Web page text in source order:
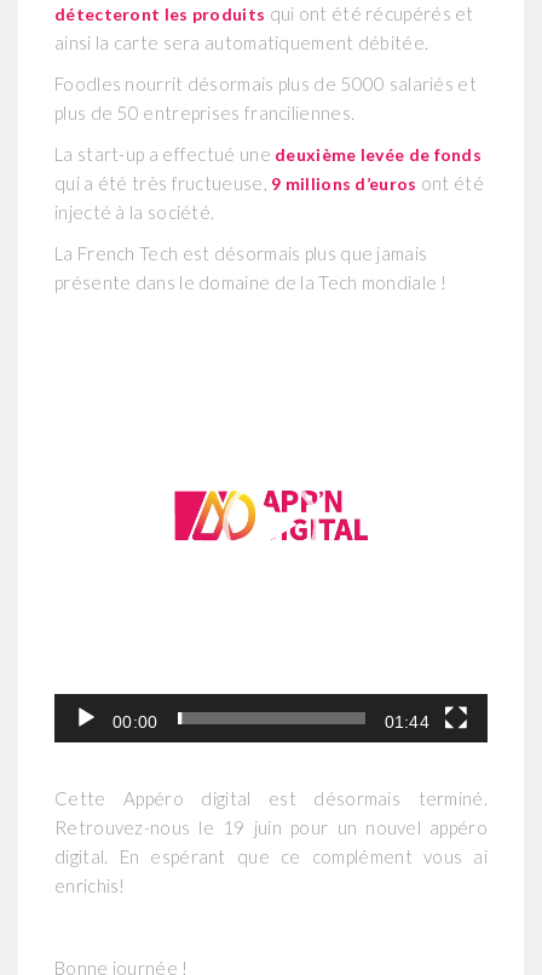
détecteront les produits qui ont été récupérés et
ainsi la carte sera automatiquement débitée.
Foodles nourrit désormais plus de 5000 salariés et
plus de 50 entreprises franciliennes.
La start-up a effectué une deuxième levée de fonds
qui a été très fructueuse, 9 millions d’euros ont été
injecté à la société.
La French Tech est désormais plus que jamais
présente dans le domaine de la Tech mondiale !
00:00 01:44
Cette Appéro digital est désormais terminé.
Retrouvez-nous le 19 juin pour un nouvel appéro
digital. En espérant que ce complément vous ai
enrichis!
Bonne journée !